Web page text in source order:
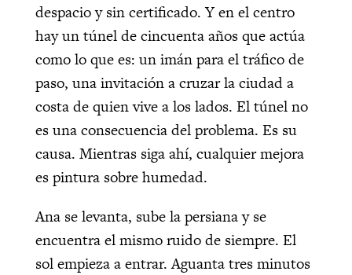
despacio y sin certificado. Y en el centro
hay un túnel de cincuenta años que actúa
como lo que es: un imán para el tráfico de
paso, una invitación a cruzar la ciudad a
costa de quien vive a los lados. El túnel no
es una consecuencia del problema. Es su
causa. Mientras siga ahí, cualquier mejora
es pintura sobre humedad.
Ana se levanta, sube la persiana y se
encuentra el mismo ruido de siempre. El
sol empieza a entrar. Aguanta tres minutos